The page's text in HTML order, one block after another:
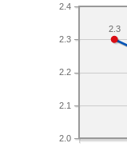
2.0
2.1
2.2
2.3
2.4
2.3